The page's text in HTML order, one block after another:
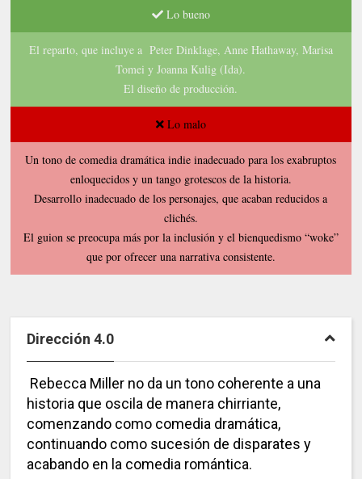
Lo bueno
El reparto, que incluye a Peter Dinklage, Anne Hathaway, Marisa
Tomei y Joanna Kulig (Ida).
El diseño de producción.
Lo malo
Un tono de comedia dramática indie inadecuado para los exabruptos
enloquecidos y un tango grotescos de la historia.
Desarrollo inadecuado de los personajes, que acaban reducidos a
clichés.
El guion se preocupa más por la inclusión y el bienquedismo “woke”
que por ofrecer una narrativa consistente.
Dirección 4.0
Rebecca Miller no da un tono coherente a una
historia que oscila de manera chirriante,
comenzando como comedia dramática,
continuando como sucesión de disparates y
acabando en la comedia romántica.